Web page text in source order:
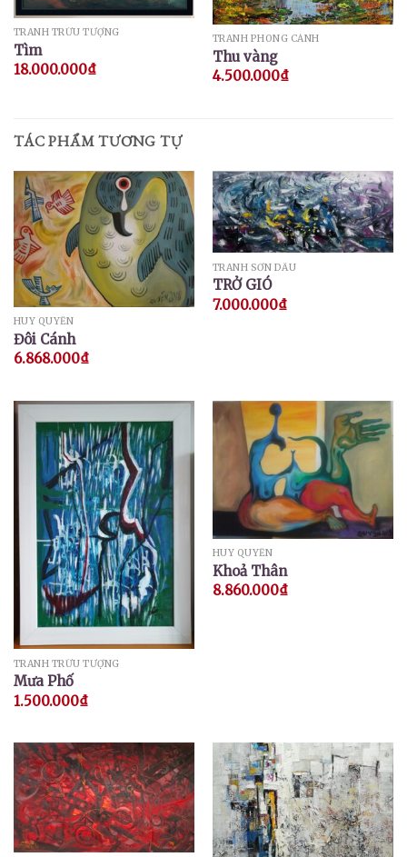
TRANH TRỪU TƯỢNG
Tìm
18.000.000₫
TRANH PHONG CẢNH
Thu vàng
4.500.000₫
TÁC PHẨM TƯƠNG TỰ
HUY QUYỂN
Đôi Cánh
6.868.000₫
TRANH SƠN DẦU
TRỞ GIÓ
7.000.000₫
TRANH TRỪU TƯỢNG
Mưa Phố
1.500.000₫
HUY QUYỂN
Khoả Thân
8.860.000₫